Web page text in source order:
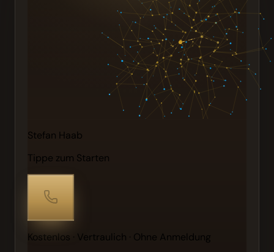
Stefan Haab
Tippe zum Starten
Kostenlos · Vertraulich · Ohne Anmeldung